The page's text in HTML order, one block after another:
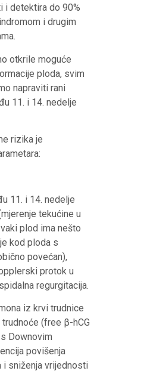
i detektira do 90%
i drugim
otkrile moguće
ploda, svim
napraviti rani
11. i 14. nedelje
rizika je
11. i 14. nedelje
tekućine u
plod ima nešto
kod ploda s
povećan),
protok u
regurgitacija.
iz krvi trudnice
(free β-hCG
Downovim
povišenja
i sniženja vrijednosti